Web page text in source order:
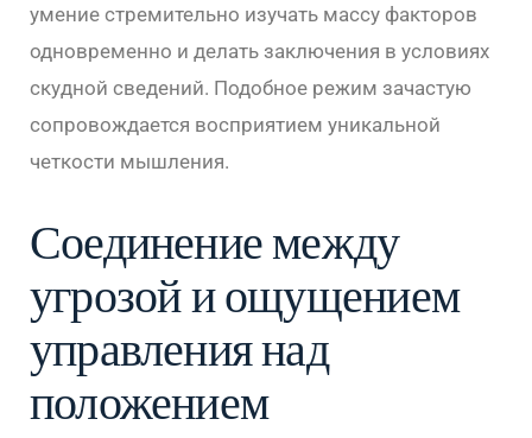
умение стремительно изучать массу факторов
одновременно и делать заключения в условиях
скудной сведений. Подобное режим зачастую
сопровождается восприятием уникальной
четкости мышления.
Соединение между
угрозой и ощущением
управления над
положением